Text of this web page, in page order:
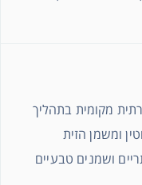
מקומית בתהליך
ומשמן הזית
ושמנים טבעיים